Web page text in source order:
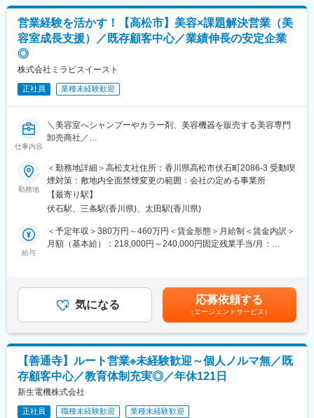
すので、バラつきは大きくなります。
■当社の特徴：
・エリア別採用で転勤なし／地域に密着して働ける
・子ども手当など、嬉しい手当が充実
・有給平均取得数「12.7日」／休暇も取りやすい
変更の範囲：会社の定める業務
本人の頑張りを昇給、昇格にて評価される制度が御座います。ま
た、事業拡大に伴い、新規の営業所も出店しており、営業所長や
アップが見込めます。 ※実際に入社4年前後で所長になった中途入
品）をレンタルするアメニティサポートシステムを提供している
会社です。
ご利用者への提供・回収・請求まで全て弊社で受け持っておりま
す。そのため医療・介護施設の業務負担の軽減もでき多くのメリ
ットがあります。拠点は北海道から九州まで展開し、毎年増収・
増益と確実に業績伸長しています。
変更の範囲：会社の定める業務
万円(係長/入社3-5年)賃金はあくまでも目安の金額であり、選考を
通じて上下する可能性があります。月給(月額)は固定手当を含めた
表記です。
営業経験を活かす！【高松市】美容×課題解決営業（美
容室成長支援）／既存顧客中心／業績伸長の安定企業
◎
株式会社ミラビスイースト
正社員 業種未経験歓迎
仕事内容
＼美容室へシャンプーやカラー剤、美容機器を販売する美容専門
卸売商社／
■業務内容：
理美容室向けのシャンプー・カラー剤・ヘアケア商品・美容機器
などを扱うルート営業をお任せします。
単なる商品販売ではなく、サロンの悩みや目指す姿に寄り添いな
がら、最適な提案・サポートを行う仕事です。
業界未経験の方でも、充実した研修とフォロー体制があるため安
心してスタートできます。
メイン業務は「既存顧客との関係構築」です。定期訪問を行い、
関係性を築いて頂きます。
定期訪問時に新商品のご案内、お困りごとのヒアリング、購入頂
容室の売上アップのためのキャンペーンや新メニューの企画・提
案などを行います。
1日の訪問件数は担当エリアごとにご自身で計画立ててスケジュー
ルを組んで頂きます。
＼1日のスケジュール例／
勤務地
＜勤務地詳細＞高松支社住所：香川県高松市伏石町2086-3 受動喫
煙対策：敷地内全面禁煙変更の範囲：会社の定める事業所
【最寄り駅】
伏石駅、三条駅(香川県)、太田駅(香川県)
給与
＜予定年収＞380万円～460万円＜賃金形態＞月給制＜賃金内訳＞
月額（基本給）：218,000円～240,000円固定残業手当/月：
給与詳細は前職を考慮し、当社規定により決定します。■昇給：年
1回■賞与：年2回（7月、12月） ※賞与想定 2.5~4.4ヶ月分（月
給「基本給＋固定残業代」で計算）賃金はあくまでも目安の金額
であり、選考を通じて上下する可能性があります。月給(月額)は固
定手当を含めた表記です。
気になる 応募依頼する
（エージェントサービス）
【善通寺】ルート営業※未経験歓迎～個人ノルマ無／既
存顧客中心／教育体制充実◎／年休121日
新生電機株式会社
正社員 職種未経験歓迎 業種未経験歓迎